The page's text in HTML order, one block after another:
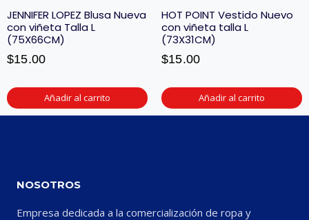
JENNIFER LOPEZ Blusa Nueva
con viñeta Talla L
(75X66CM)
$15.00
Añadir al carrito
HOT POINT Vestido Nuevo
con viñeta talla L
(73X31CM)
$15.00
Añadir al carrito
NOSOTROS
Empresa dedicada a la comercialización de ropa y